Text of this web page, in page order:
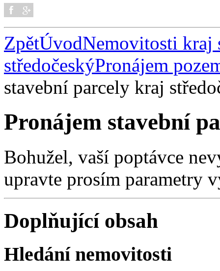
ZpětÚvodNemovitosti kraj
středočeskýPronájem
stavební parcely kraj
Pronájem stavební
Bohužel, vaší poptávce
upravte prosím parametry
Doplňující obsah
Hledání nemovitosti